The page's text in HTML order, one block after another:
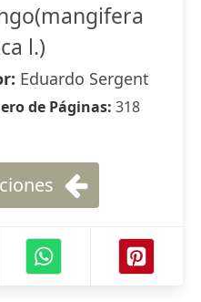
l.)
Eduardo Sergent
de Páginas: 318